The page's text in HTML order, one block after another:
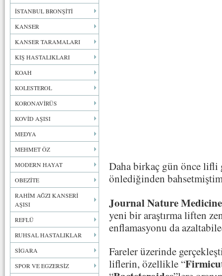
İSTANBUL BRONŞİTİ
KANSER
KANSER TARAMALARI
KIŞ HASTALIKLARI
KOAH
KOLESTEROL
KORONAVİRÜS
KOVİD AŞISI
MEDYA
MEHMET ÖZ
MODERN HAYAT
OBEZİTE
RAHİM AĞZI KANSERİ
AŞISI
REFLÜ
RUHSAL HASTALIKLAR
SİGARA
SPOR VE EGZERSİZ
Daha birkaç gün önce lifli
önlediğinden
Journal Nature Medicine
yeni bir araştırma liften
enflamasyonu da
Fareler üzerinde
liflerin, özellikle “